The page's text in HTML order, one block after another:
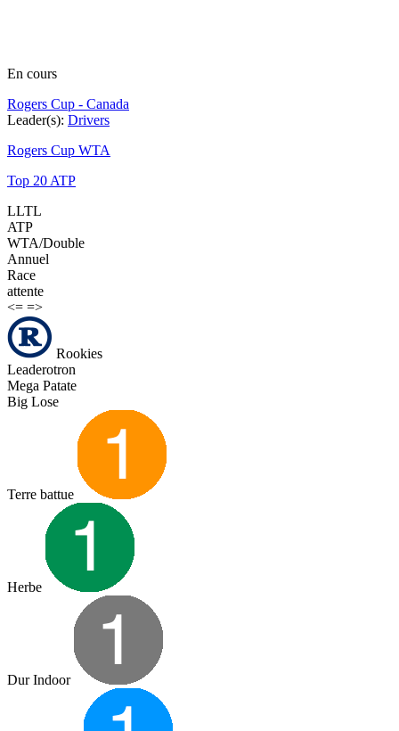
En cours
Rogers Cup - Canada
Leader(s): Drivers
Rogers Cup WTA
Top 20 ATP
LLTL
ATP
WTA/Double
Annuel
Race
attente
<= =>
Rookies
Leaderotron
Mega Patate
Big Lose
Terre battue
Herbe
Dur Indoor